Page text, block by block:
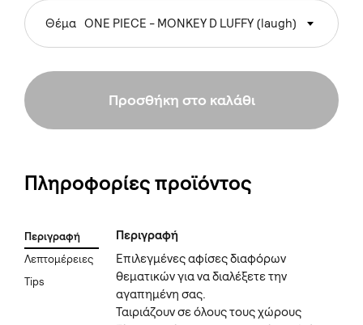
Θέμα ONE PIECE - MONKEY D LUFFY (laugh)
Προσθήκη στο καλάθι
Πληροφορίες προϊόντος
Περιγραφή
Λεπτομέρειες
Tips
Περιγραφή
Επιλεγμένες αφίσες διαφόρων
θεματικών για να διαλέξετε την
αγαπημένη σας.
Ταιριάζουν σε όλους τους χώρους